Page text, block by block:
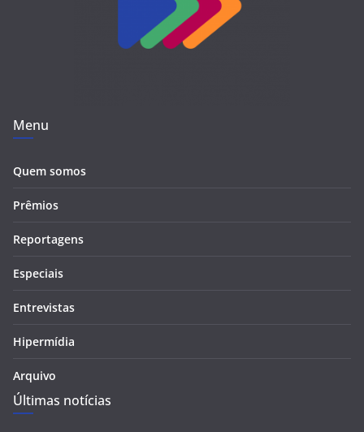
Menu
Quem somos
Prêmios
Reportagens
Especiais
Entrevistas
Hipermídia
Arquivo
Últimas notícias